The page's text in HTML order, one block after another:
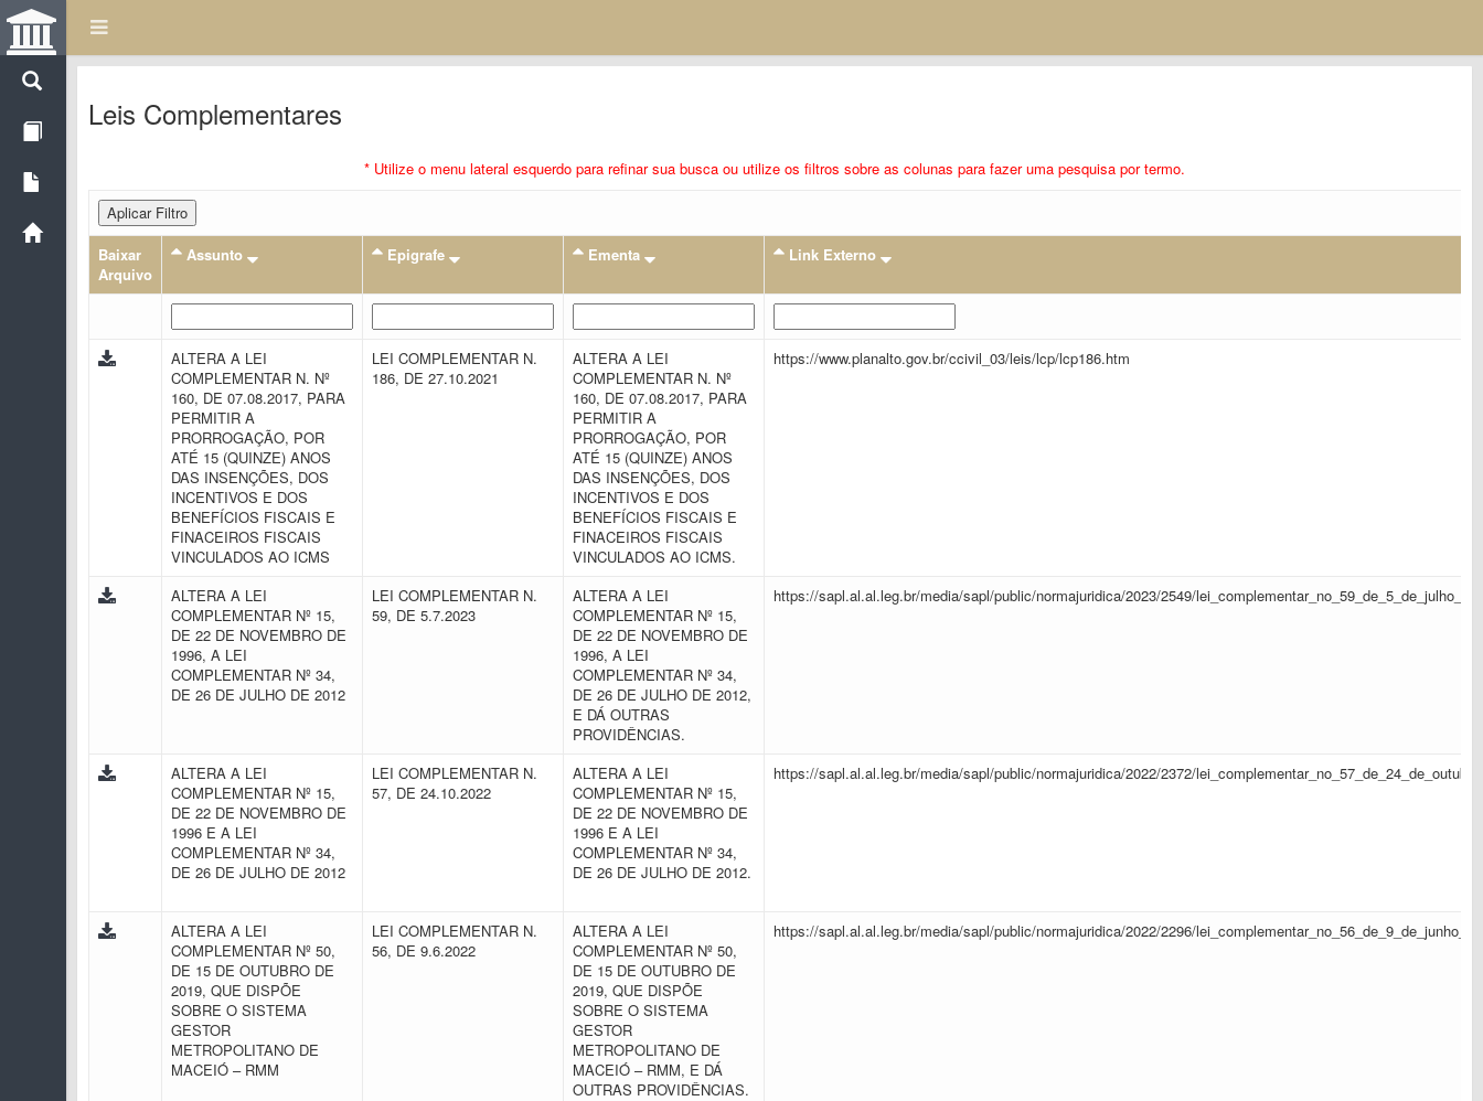
Leis Complementares
* Utilize o menu lateral esquerdo para refinar sua busca ou utilize os filtros sobre as colunas para fazer uma pesquisa por termo.
Aplicar Filtro
Baixar
Arquivo
Assunto Epigrafe Ementa Link Externo
ALTERA A LEI
COMPLEMENTAR N. Nº
160, DE 07.08.2017, PARA
PERMITIR A
PRORROGAÇÃO, POR
ATÉ 15 (QUINZE) ANOS
DAS INSENÇÕES, DOS
INCENTIVOS E DOS
BENEFÍCIOS FISCAIS E
FINACEIROS FISCAIS
VINCULADOS AO ICMS
LEI COMPLEMENTAR N.
186, DE 27.10.2021
ALTERA A LEI
COMPLEMENTAR N. Nº
160, DE 07.08.2017, PARA
PERMITIR A
PRORROGAÇÃO, POR
ATÉ 15 (QUINZE) ANOS
DAS INSENÇÕES, DOS
INCENTIVOS E DOS
BENEFÍCIOS FISCAIS E
FINACEIROS FISCAIS
VINCULADOS AO ICMS.
https://www.planalto.gov.br/ccivil_03/leis/lcp/lcp186.htm
ALTERA A LEI
COMPLEMENTAR Nº 15,
DE 22 DE NOVEMBRO DE
1996, A LEI
COMPLEMENTAR Nº 34,
DE 26 DE JULHO DE 2012
LEI COMPLEMENTAR N.
59, DE 5.7.2023
ALTERA A LEI
COMPLEMENTAR Nº 15,
DE 22 DE NOVEMBRO DE
1996, A LEI
COMPLEMENTAR Nº 34,
DE 26 DE JULHO DE 2012,
E DÁ OUTRAS
PROVIDÊNCIAS.
https://sapl.al.al.leg.br/media/sapl/public/normajuridica/2023/2549/
ALTERA A LEI
COMPLEMENTAR Nº 15,
DE 22 DE NOVEMBRO DE
1996 E A LEI
COMPLEMENTAR Nº 34,
DE 26 DE JULHO DE 2012
LEI COMPLEMENTAR N.
57, DE 24.10.2022
ALTERA A LEI
COMPLEMENTAR Nº 15,
DE 22 DE NOVEMBRO DE
1996 E A LEI
COMPLEMENTAR Nº 34,
DE 26 DE JULHO DE 2012.
https://sapl.al.al.leg.br/media/sapl/public/normajuridica/2022/2372/
ALTERA A LEI
COMPLEMENTAR Nº 50,
DE 15 DE OUTUBRO DE
2019, QUE DISPÕE
SOBRE O SISTEMA
GESTOR
METROPOLITANO DE
MACEIÓ – RMM
LEI COMPLEMENTAR N.
56, DE 9.6.2022
ALTERA A LEI
COMPLEMENTAR Nº 50,
DE 15 DE OUTUBRO DE
2019, QUE DISPÕE
SOBRE O SISTEMA
GESTOR
METROPOLITANO DE
MACEIÓ – RMM, E DÁ
OUTRAS PROVIDÊNCIAS.
https://sapl.al.al.leg.br/media/sapl/public/normajuridica/2022/2296/